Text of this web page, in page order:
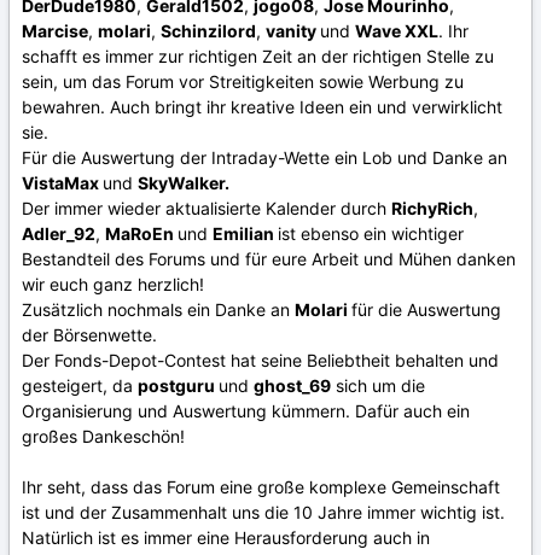
DerDude1980, Gerald1502, jogo08, Jose Mourinho,
Marcise, molari, Schinzilord, vanity und Wave XXL. Ihr
schafft es immer zur richtigen Zeit an der richtigen Stelle zu
sein, um das Forum vor Streitigkeiten sowie Werbung zu
bewahren. Auch bringt ihr kreative Ideen ein und verwirklicht
sie.
Für die Auswertung der Intraday-Wette ein Lob und Danke an
VistaMax und SkyWalker.
Der immer wieder aktualisierte Kalender durch RichyRich,
Adler_92, MaRoEn und Emilian ist ebenso ein wichtiger
Bestandteil des Forums und für eure Arbeit und Mühen danken
wir euch ganz herzlich!
Zusätzlich nochmals ein Danke an Molari für die Auswertung
der Börsenwette.
Der Fonds-Depot-Contest hat seine Beliebtheit behalten und
gesteigert, da postguru und ghost_69 sich um die
Organisierung und Auswertung kümmern. Dafür auch ein
großes Dankeschön!
Ihr seht, dass das Forum eine große komplexe Gemeinschaft
ist und der Zusammenhalt uns die 10 Jahre immer wichtig ist.
Natürlich ist es immer eine Herausforderung auch in